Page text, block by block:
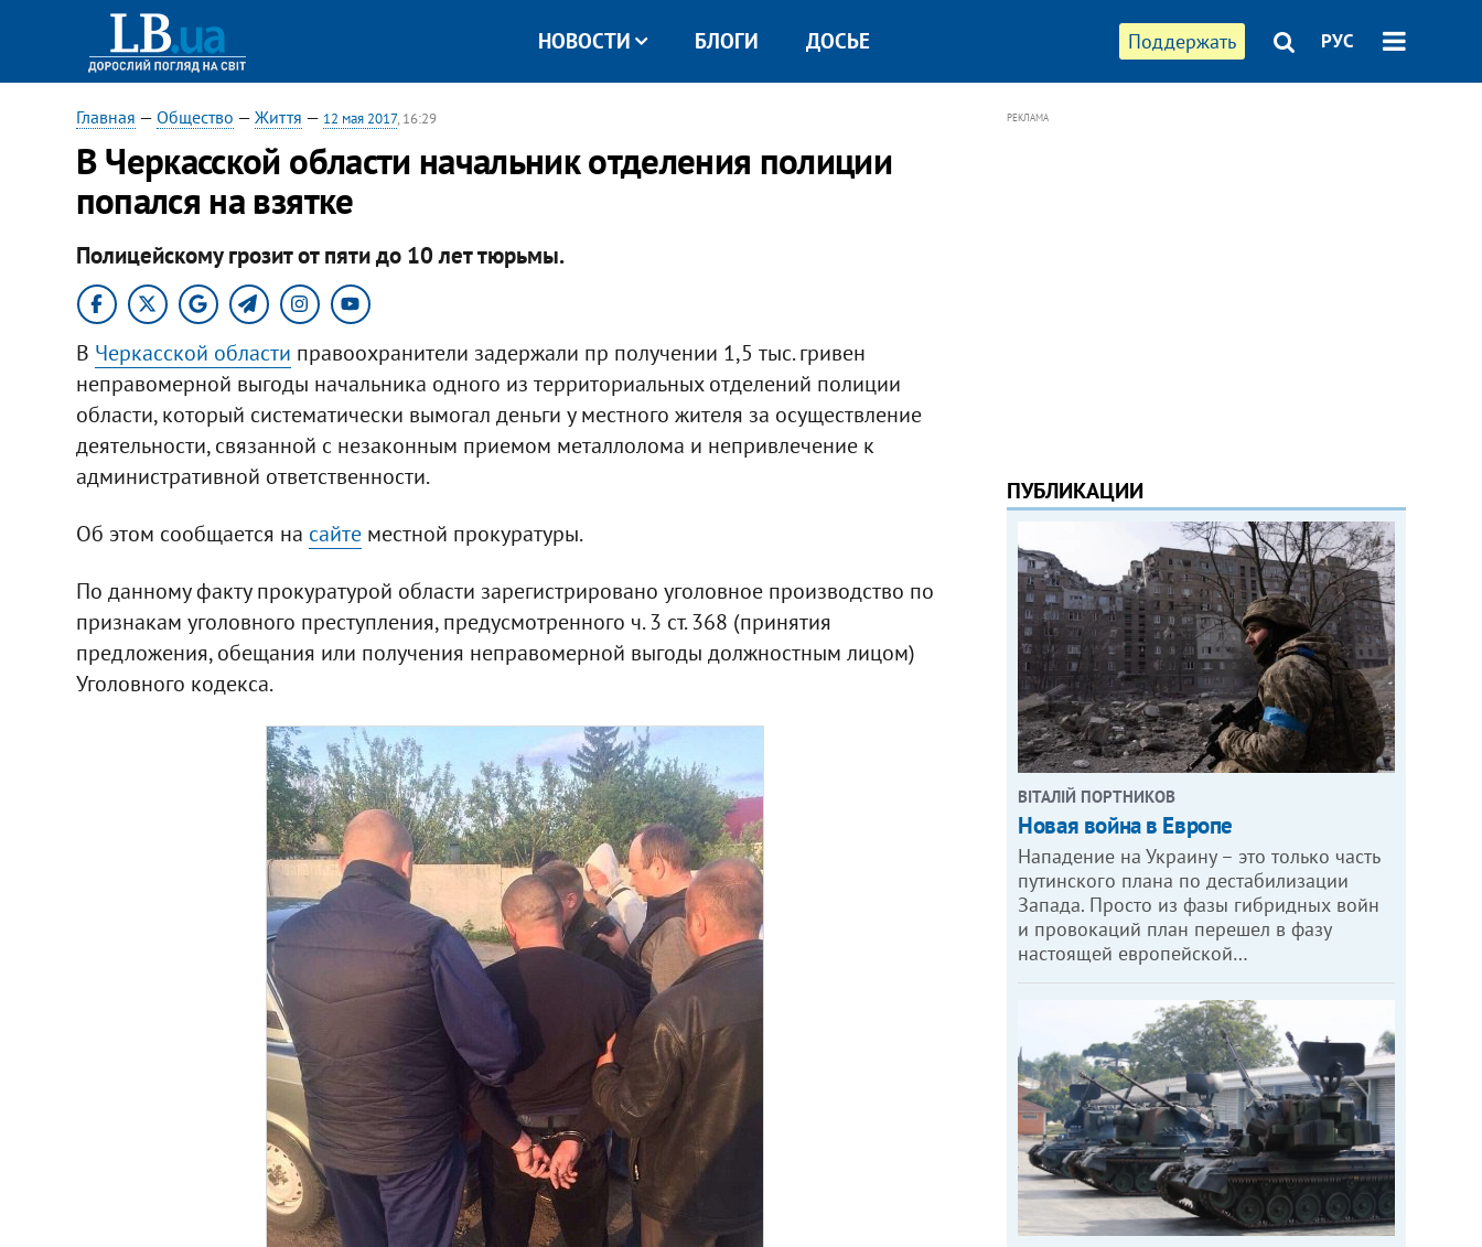
Поддержать РУС
НОВОСТИ БЛОГИ ДОСЬЕ
Главная — Общество — Життя — 12 мая 2017, 16:29
В Черкасской области начальник отделения полиции
попался на взятке
Полицейскому грозит от пяти до 10 лет тюрьмы.
В Черкасской области правоохранители задержали пр получении 1,5 тыс. гривен
неправомерной выгоды начальника одного из территориальных отделений полиции
области, который систематически вымогал деньги у местного жителя за осуществление
деятельности, связанной с незаконным приемом металлолома и непривлечение к
административной ответственности.
Об этом сообщается на сайтеместной прокуратуры.
По данному факту прокуратурой области зарегистрировано уголовное производство по
признакам уголовного преступления, предусмотренного ч. 3 ст. 368 (принятия
предложения, обещания или получения неправомерной выгоды должностным лицом)
Уголовного кодекса.
РЕКЛАМА
ПУБЛИКАЦИИ
ВІТАЛІЙ ПОРТНИКОВ
Новая война в Европе
Нападение на Украину – это только часть
путинского плана по дестабилизации
Запада. Просто из фазы гибридных войн
и провокаций план перешел в фазу
настоящей европейской…